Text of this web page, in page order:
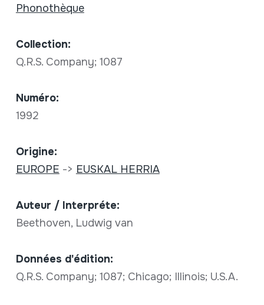
Phonothèque
Collection:
Q.R.S. Company; 1087
Numéro:
1992
Origine:
EUROPE -> EUSKAL HERRIA
Auteur / Interpréte:
Beethoven, Ludwig van
Données d'édition:
Q.R.S. Company; 1087; Chicago; Illinois; U.S.A.